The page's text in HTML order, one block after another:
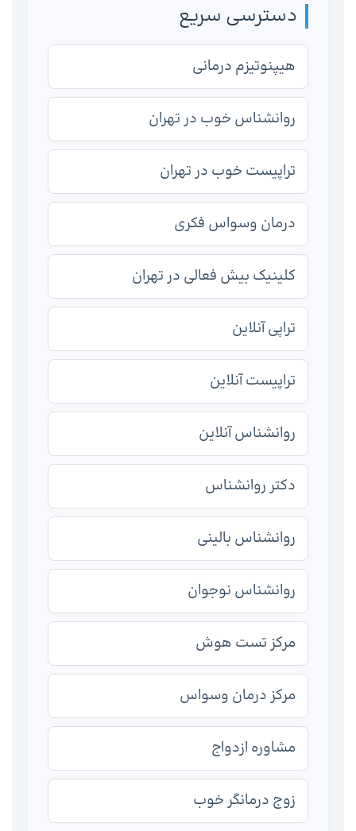
دسترسی سریع
هیپنوتیزم درمانی
روانشناس خوب در تهران
تراپیست خوب در تهران
درمان وسواس فکری
کلینیک بیش فعالی در تهران
تراپی آنلاین
تراپیست آنلاین
روانشناس آنلاین
دکتر روانشناس
روانشناس بالینی
روانشناس نوجوان
مرکز تست هوش
مرکز درمان وسواس
مشاوره ازدواج
زوج درمانگر خوب